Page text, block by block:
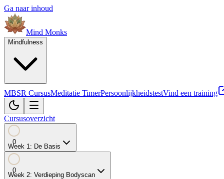
Ga naar inhoud
Mind Monks
Mindfulness
MBSR CursusMeditatie TimerPersoonlijkheidstestVind een training
Cursusoverzicht
0
Week 1: De Basis
0
Week 2: Verdieping Bodyscan